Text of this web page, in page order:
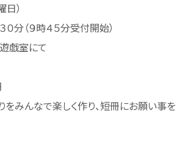
）
分（９時４５分受付開始）
戯室にて
みんなで楽しく作り、短冊にお願い事を